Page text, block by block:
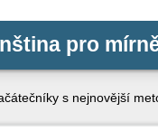
pro
s nejnovější